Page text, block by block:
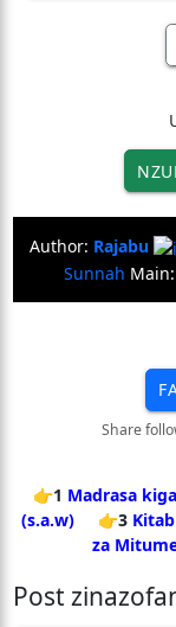
Author: Rajabu
Sunnah Main:
Share
👉1 Madrasa
(s.a.w)
👉3
za
Post